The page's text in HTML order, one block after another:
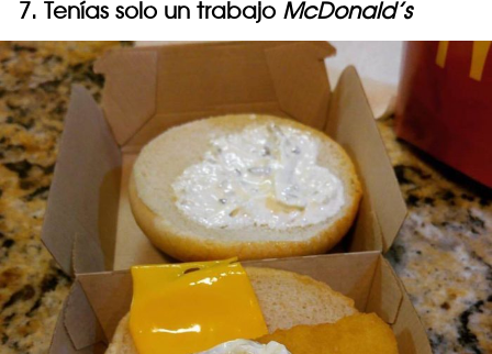
7. Tenías solo un trabajo McDonald’s